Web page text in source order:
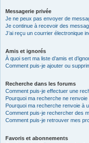
Messagerie privée
Je ne peux pas envoyer de
Je continue à recevoir des
J’ai reçu un courrier électronique
Amis et ignorés
À quoi sert ma liste d’amis et
Comment puis-je ajouter ou
Recherche dans les forums
Comment puis-je effectuer une
Pourquoi ma recherche ne
Pourquoi ma recherche renvoie à
Comment puis-je rechercher des
Comment puis-je retrouver mes
Favoris et abonnements